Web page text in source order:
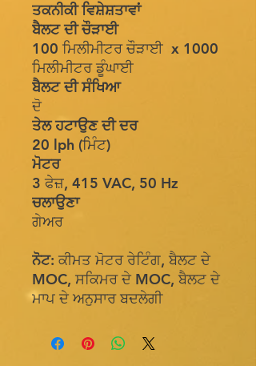
ਤਕਨੀਕੀ ਵਿਸ਼ੇਸ਼ਤਾਵਾਂ
ਬੈਲਟ ਦੀ ਚੌੜਾਈ
100 ਮਿਲੀਮੀਟਰ ਚੌੜਾਈ x 1000
ਮਿਲੀਮੀਟਰ ਡੂੰਘਾਈ
ਬੈਲਟ ਦੀ ਸੰਖਿਆ
ਦੋ
ਤੇਲ ਹਟਾਉਣ ਦੀ ਦਰ
20 lph (ਮਿੰਟ)
ਮੋਟਰ
3 ਫੇਜ਼, 415 VAC, 50 Hz
ਚਲਾਉਣਾ
ਗੇਅਰ
ਨੋਟ: ਕੀਮਤ ਮੋਟਰ ਰੇਟਿੰਗ, ਬੈਲਟ ਦੇ
MOC, ਸਕਿਮਰ ਦੇ MOC, ਬੈਲਟ ਦੇ
ਮਾਪ ਦੇ ਅਨੁਸਾਰ ਬਦਲੇਗੀ